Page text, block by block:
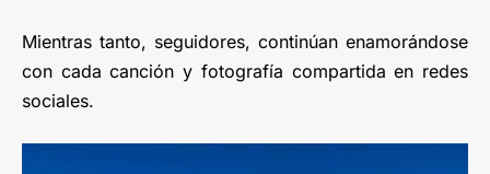
Mientras tanto, seguidores, continúan enamorándose
con cada canción y fotografía compartida en redes
sociales.